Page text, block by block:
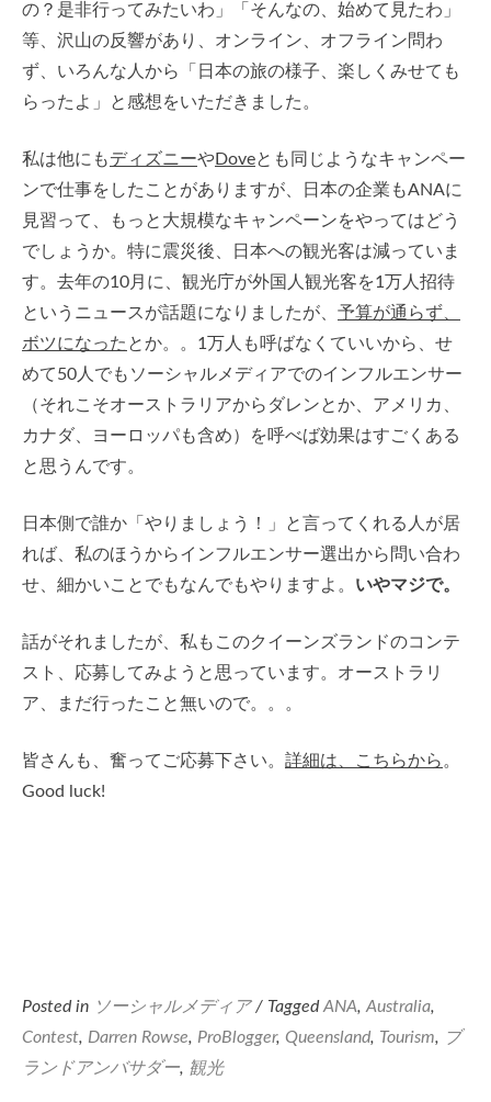
の？是非行ってみたいわ」「そんなの、始めて見たわ」
等、沢山の反響があり、オンライン、オフライン問わ
ず、いろんな人から「日本の旅の様子、楽しくみせても
らったよ」と感想をいただきました。
私は他にもディズニーやDoveとも同じようなキャンペー
ンで仕事をしたことがありますが、日本の企業もANAに
見習って、もっと大規模なキャンペーンをやってはどう
でしょうか。特に震災後、日本への観光客は減っていま
す。去年の10月に、観光庁が外国人観光客を1万人招待
というニュースが話題になりましたが、 予算が通らず、
ボツになった とか。。1万人も呼ばなくていいから、せ
めて50人でもソーシャルメディアでのインフルエンサー
（それこそオーストラリアからダレンとか、アメリカ、
カナダ、ヨーロッパも含め）を呼べば効果はすごくある
と思うんです。
日本側で誰か「やりましょう！」と言ってくれる人が居
れば、私のほうからインフルエンサー選出から問い合わ
せ、細かいことでもなんでもやりますよ。 いやマジで。
話がそれましたが、私もこのクイーンズランドのコンテ
スト、応募してみようと思っています。オーストラリ
ア、まだ行ったこと無いので。。。
皆さんも、奮ってご応募下さい。 詳細は、こちらから 。
Good luck!
Posted in ソーシャルメディア / TaggedANA, Australia,
Contest, Darren Rowse, ProBlogger, Queensland, Tourism,
ブ
ランドアンバサダー, 観光